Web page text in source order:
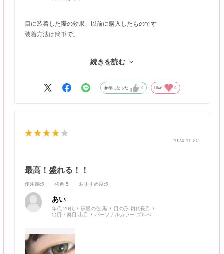
目に装着した際の効果、以前に購入したものです
装着方法は簡単で。
続きを読む
参考になった 0 Like! 0
2024.11.20
最高！盛れる！！
使用感:5 発色:5 おすすめ度:5
あい
年代:20代 裸眼の色:黒 目の形:切れ長目
出目・奥目:出目 パーソナルカラー:ブルべ